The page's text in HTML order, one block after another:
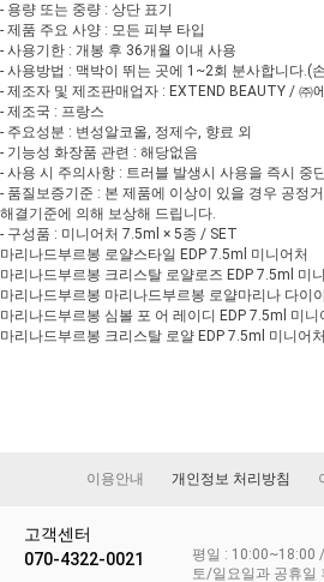
- 용량 또는 중량 : 상단 표기
- 제품 주요 사양 : 모든 피부 타입
- 사용기한 : 개봉 후 36개월 이내 사용
- 사용방법 : 맥박이 뛰는 곳에 1~2회 분사합니다.(
- 제조자 및 제조판매업자 : EXTEND BEAUTY / ㈜
- 제조국 : 프랑스
- 주요성분 : 변성알코올, 정제수, 향료 외
- 기능성 화장품 관련 : 해당없음
- 사용 시 주의사항 : 트러블 발생시 사용을 즉시 중
- 품질보증기준 : 본 제품에 이상이 있을 경우 공정
해결기준에 의해 보상해 드립니다.
- 구성품 : 미니어처 7.5ml × 5종 / SET
마리나드부르봉 로얄스타일 EDP 7.5ml 미니어처
마리나드부르봉 크리스탈 로얄로즈 EDP 7.5ml 미
마리나드부르봉 마리나드부르봉 로얄마리나 다이
마리나드부르봉 심볼 포 어 레이디 EDP 7.5ml 미니
마리나드부르봉 크리스탈 로얄 EDP 7.5ml 미니어처
이용안내 개인정보 처리방침
고객센터
070-4322-0021
평일 : 10:00~18:00
토/일요일과 공휴일